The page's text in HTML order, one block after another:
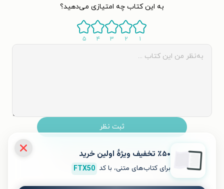
به این کتاب چه امتیازی می‌دهید؟
۱ ۲ ۳ ۴ ۵
ثبت نظر
نظری برای کتاب ثبت نشده است.
کتاب‌های مشابه
٪۵۰ تخفیف ویژۀ اولین خرید
برای کتاب‌های متنی، با کد FTX50